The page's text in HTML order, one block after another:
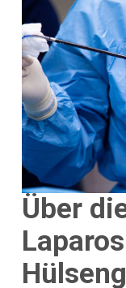
Über